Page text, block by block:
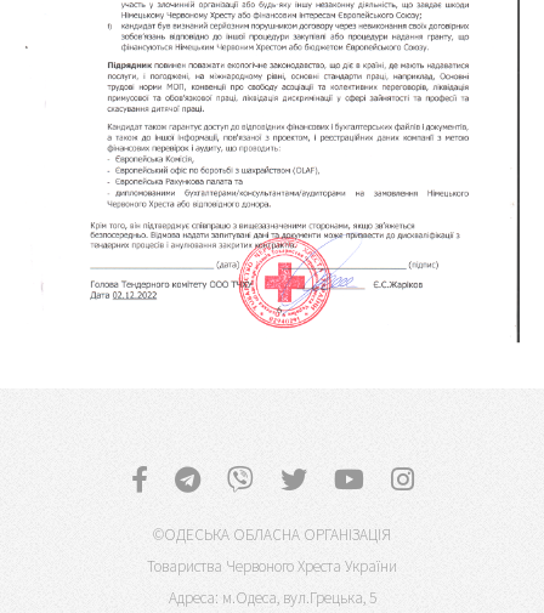
©ОДЕСЬКА ОБЛАСНА ОРГАНІЗАЦІЯ
Товариства Червоного Хреста України
Адреса: м.Одеса, вул.Грецька, 5